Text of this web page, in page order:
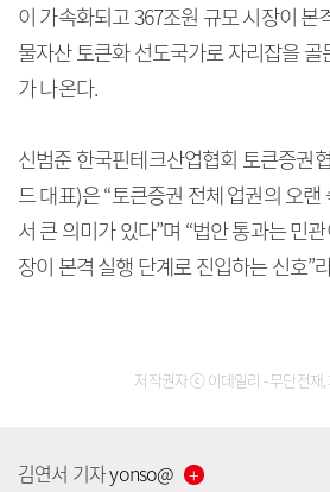
이 가속화되고 367조원 규모 시장이 본
물자산 토큰화 선도국가로 자리잡을
가 나온다.
신범준 한국핀테크산업협회 토큰증권
드 대표)은 “토큰증권 전체 업권의 오
서 큰 의미가 있다”며 “법안 통과는 민
장이 본격 실행 단계로 진입하는 신호”
저작권자 ⓒ 이데일리 - 무단전재,
김연서 기자yonso@